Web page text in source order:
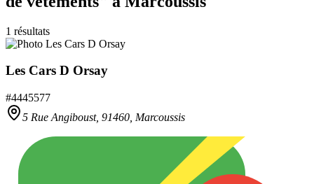
1 résultats
Les Cars D Orsay
#4445577
5 Rue Angiboust, 91460 Marcoussis